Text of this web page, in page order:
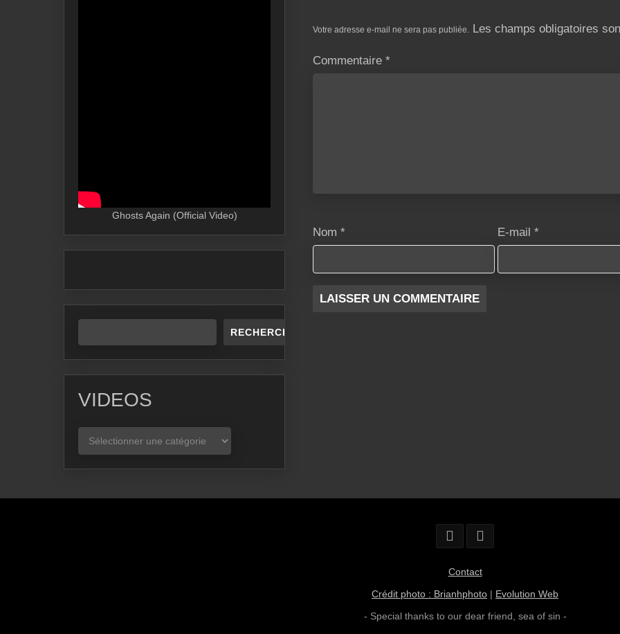
Votre adresse e-mail ne sera pas publiée. Les champs obligatoires
Commentaire *
Nom * E-mail*
Ghosts Again (Official Video)
RECHERCHER
VIDEOS
VIDEOS
Contact
Crédit photo : Brianhphoto | Evolution Web
- Special thanks to our dear friend, sea of sin -